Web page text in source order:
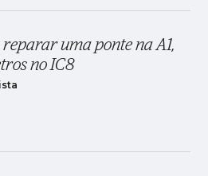
uma ponte na A1,
no IC8